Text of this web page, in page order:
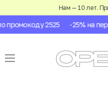
Нам — 10 лет.
2525 -25% на